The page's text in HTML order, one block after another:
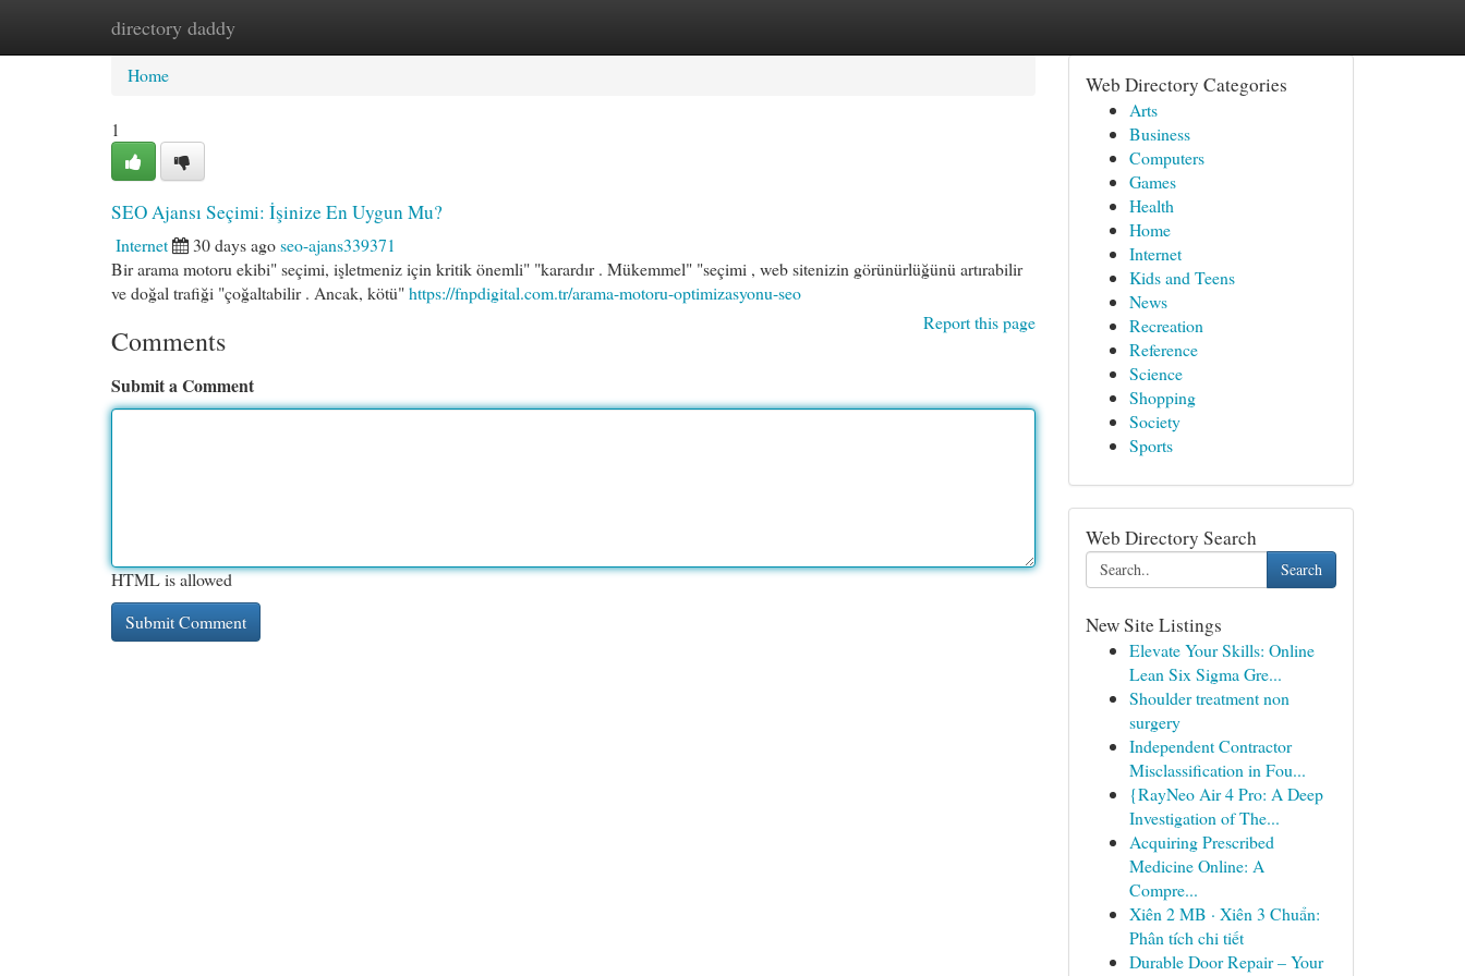
directory daddy
Home New Site Listings
Home
1
SEO Ajansı Seçimi: İşinize En Uygun Mu?
Internet 30 days agoseo-ajans339371
Bir arama motoru ekibi" seçimi, işletmeniz için kritik önemli" "karardır . Mükemmel" "seçimi , web sitenizin görünürlüğünü artırabilir
ve doğal trafiği "çoğaltabilir . Ancak, kötü"https://fnpdigital.com.tr/arama-motoru-optimizasyonu-seo
Report this page
Comments
Submit a Comment
HTML is allowed
Web Directory Categories
Arts
Business
Computers
Games
Health
Home
Internet
Kids and Teens
News
Recreation
Reference
Science
Shopping
Society
Sports
Web Directory Search
Search
New Site Listings
Elevate Your Skills: Online
Lean Six Sigma Gre...
Shoulder treatment non
surgery
Independent Contractor
Misclassification in Fou...
{RayNeo Air 4 Pro: A Deep
Investigation of The...
Acquiring Prescribed
Medicine Online: A
Compre...
Xiên 2 MB · Xiên 3 Chuẩn:
Phân tích chi tiết
Durable Door Repair – Your